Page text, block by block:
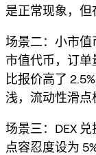
是正常现象，但
场景二：小市值
市值代币，订单
比报价高了
浅，流动性滑点
场景三：DEX
点容忍度设为